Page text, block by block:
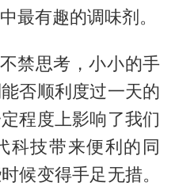
最有趣的调味剂。
禁思考，小小的手
否顺利度过一天的
程度上影响了我们
科技带来便利的同
候变得手足无措。